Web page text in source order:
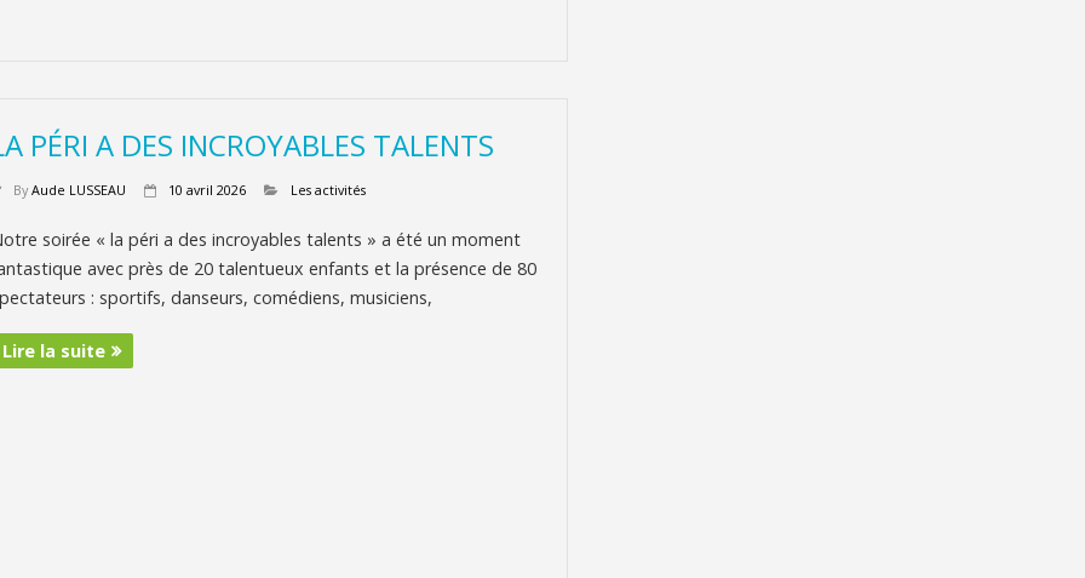
PÉRI A DES INCROYABLES TALENTS
ByAude LUSSEAU 10 avril 2026 Les activités
soirée « la péri a des incroyables talents » a été un moment
avec près de 20 talentueux enfants et la présence de 80
: sportifs, danseurs, comédiens, musiciens,
Lire la suite